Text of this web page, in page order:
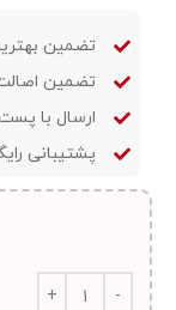
تضمین
تضمین
ارسال با
پشتیبانی